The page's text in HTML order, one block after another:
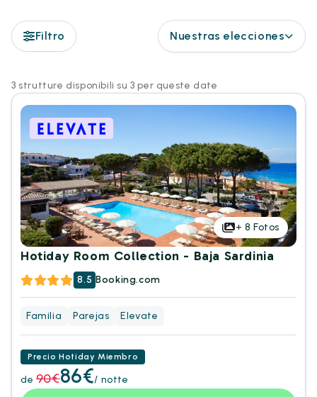
Filtro Nuestras elecciones
3 strutture disponibili su 3 per queste date
+ 8 Fotos
Hotiday Room Collection - Baja Sardinia
8.5 Booking.com
Familia Parejas Elevate
Precio Hotiday Miembro
de 90€86€/ notte